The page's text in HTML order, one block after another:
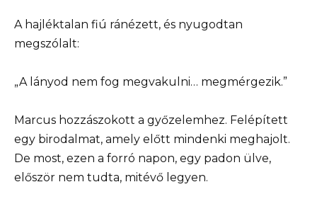
A hajléktalan fiú ránézett, és nyugodtan
megszólalt:
„A lányod nem fog megvakulni… megmérgezik.”
Marcus hozzászokott a győzelemhez. Felépített
egy birodalmat, amely előtt mindenki meghajolt.
De most, ezen a forró napon, egy padon ülve,
először nem tudta, mitévő legyen.